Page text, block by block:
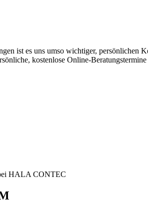
ist es uns umso wichtiger, persönlichen
kostenlose Online-Beratungstermine